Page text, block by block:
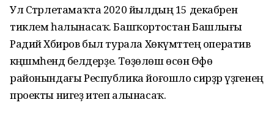
Ул Стәрлетамаҡта 2020 йылдың 15 декабренә
тиклем һалынасаҡ. Башҡортостан Башлығы
Радий Хәбиров был турала Хөкүмәттең оператив
кәңәшмәһендә белдерҙе. Төҙөлөш өсөн Өфө
районындағы Республика йоғошло сирҙәр үҙәгенең
проекты нигеҙ итеп алынасаҡ.